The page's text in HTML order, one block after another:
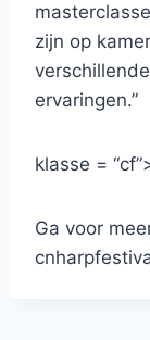
zijn op
ervaringen.”
klasse =
Ga voor